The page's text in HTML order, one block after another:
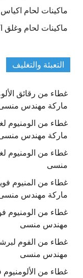
ماكينات لحام اكياس
ماكينات لحام وغلق
التعبئة والتغليف
غطاء من رقائق
ماركة مهندس منسى
غطاء من الومنيوم
ماركة مهندس منسى
غطاء من الومنيوم
منسى
غطاء من المنيوم
ماركة مهندس منسى
غطاء من الومنيوم
مهندس منسى
غطاء من الفوم
مهندس منسى
غطاء من